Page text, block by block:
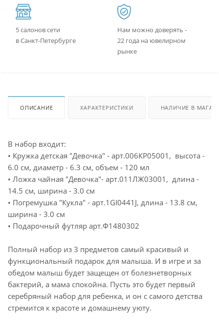
5 салонов сети
в Санкт-Петербурге
Нам можно доверять -
22 года на ювелирном
рынке
ОПИСАНИЕ ХАРАКТЕРИСТИКИ НАЛИЧИЕ В
В набор входит:
• Кружка детская "Девочка" - арт.006КР05001, высота -
6.0 см, диаметр - 6.3 см, объем - 120 мл
• Ложка чайная "Девочка"- арт.011ЛЖ03001, длина -
14.5 см, ширина - 3.0 см
• Погремушка "Кукла" - арт.1GI0441J, длина - 13.8 см,
ширина - 3.0 см
• Подарочный футляр арт.Ф1480302
Полный набор из 3 предметов самый красивый и
функциональный подарок для малыша. И в игре и за
обедом малыш будет защещен от болезнетворных
бактерий, а мама спокойна. Пусть это будет первый
серебряный набор для ребенка, и он с самого детства
стремится к красоте и домашнему уюту.